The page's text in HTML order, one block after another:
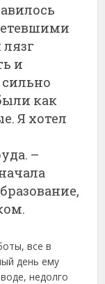
и
сильно
как
Я хотел
–
все в
день ему
недолго